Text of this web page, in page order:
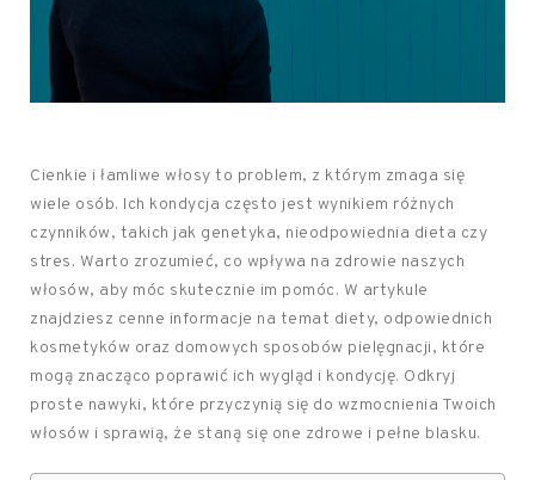
Cienkie i łamliwe włosy to problem, z którym zmaga się
wiele osób. Ich kondycja często jest wynikiem różnych
czynników, takich jak genetyka, nieodpowiednia dieta czy
stres. Warto zrozumieć, co wpływa na zdrowie naszych
włosów, aby móc skutecznie im pomóc. W artykule
znajdziesz cenne informacje na temat diety, odpowiednich
kosmetyków oraz domowych sposobów pielęgnacji, które
mogą znacząco poprawić ich wygląd i kondycję. Odkryj
proste nawyki, które przyczynią się do wzmocnienia Twoich
włosów i sprawią, że staną się one zdrowe i pełne blasku.